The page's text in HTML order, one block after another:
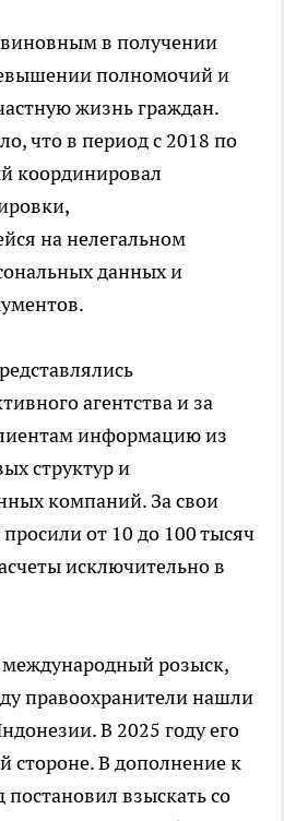
в получении
полномочий и
жизнь граждан.
что в период с 2018 по
координировал
на нелегальном
данных и
агентства и за
информацию из
структур и
компаний. За свои
от 10 до 100 тысяч
исключительно в
розыск,
правоохранители нашли
В 2025 году его
стороне. В дополнение к
постановил взыскать со